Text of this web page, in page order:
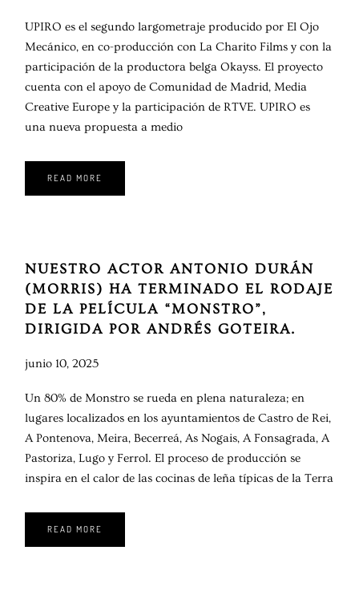
UPIRO es el segundo largometraje producido por El Ojo
Mecánico, en co-producción con La Charito Films y con la
participación de la productora belga Okayss. El proyecto
cuenta con el apoyo de Comunidad de Madrid, Media
Creative Europe y la participación de RTVE. UPIRO es
una nueva propuesta a medio
READ MORE
NUESTRO ACTOR ANTONIO DURÁN
(MORRIS) HA TERMINADO EL RODAJE
DE LA PELÍCULA “MONSTRO”,
DIRIGIDA POR ANDRÉS GOTEIRA.
junio 10, 2025
Un 80% de Monstro se rueda en plena naturaleza; en
lugares localizados en los ayuntamientos de Castro de Rei,
A Pontenova, Meira, Becerreá, As Nogais, A Fonsagrada, A
Pastoriza, Lugo y Ferrol. El proceso de producción se
inspira en el calor de las cocinas de leña típicas de la Terra
READ MORE